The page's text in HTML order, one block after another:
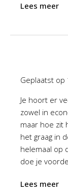
Lees meer
Geplaatst op
Je hoort er
zowel in
maar hoe zit
het graag in
helemaal op
doe je
Lees meer